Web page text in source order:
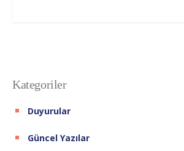
Kategoriler
Duyurular
Güncel Yazılar